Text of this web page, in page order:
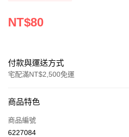
NT$80
付款與運送方式
宅配滿NT$2,500免運
信用卡一次付款
Apple Pay
商品特色
商品編號
6227084